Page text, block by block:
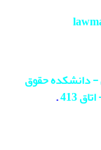
- دانشکده حقوق
.